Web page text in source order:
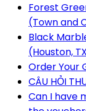
Forest
(Town and
Black
(Houston,
Order Your
CÂU HỎI
Can I have